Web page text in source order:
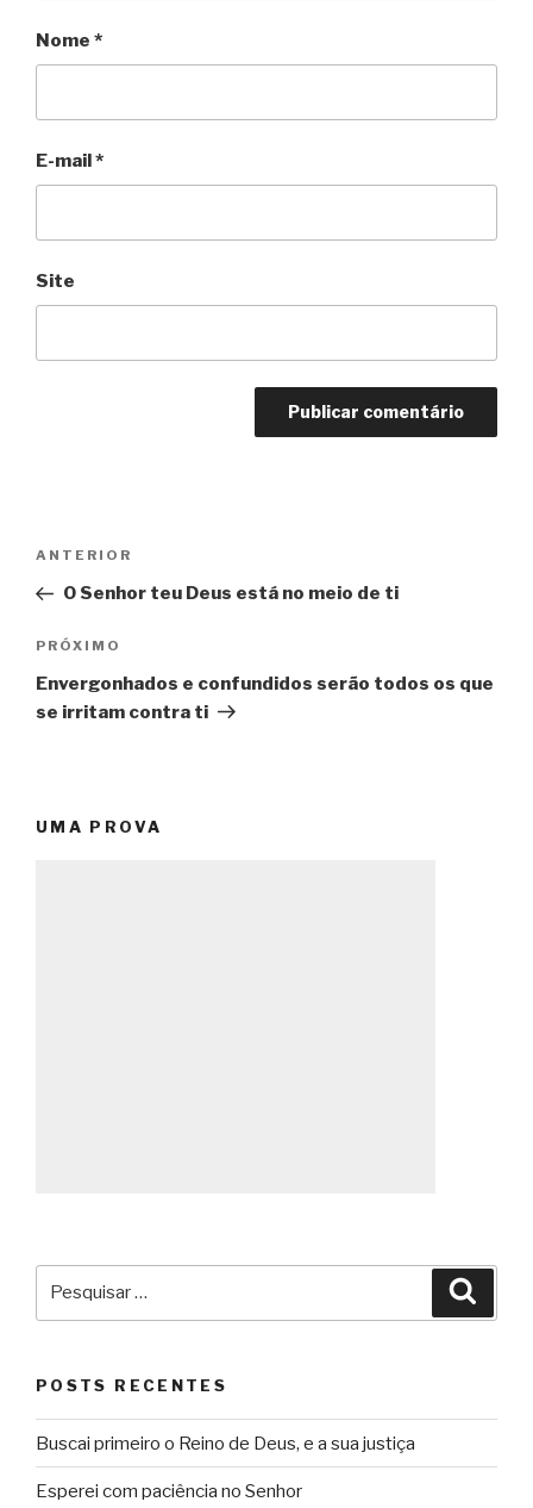
Nome *
E-mail*
Site
Post
Post
anterior
ANTERIOR
O Senhor teu Deus está no meio de ti
Próximo
post
PRÓXIMO
Envergonhados e confundidos serão todos os que
se irritam contra ti
UMA PROVA
POSTS RECENTES
Buscai primeiro o Reino de Deus, e a sua justiça
Esperei com paciência no Senhor